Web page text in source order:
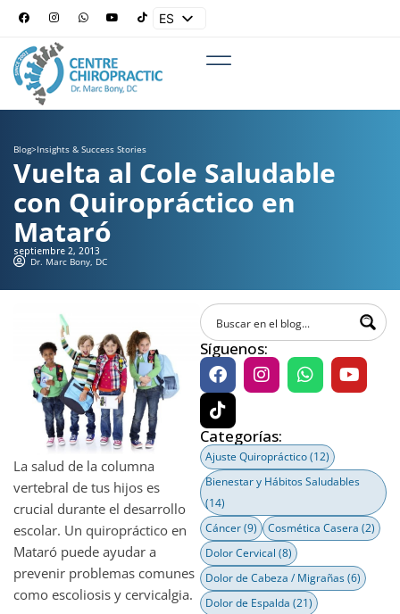
ES
Blog>Insights & Success Stories
Vuelta al Cole Saludable
con Quiropráctico en
Mataró
septiembre 2, 2013
Dr. Marc Bony, DC
La salud de la columna
vertebral de tus hijos es
crucial durante el desarrollo
escolar. Un quiropráctico en
Mataró puede ayudar a
prevenir problemas comunes
como escoliosis y cervicalgia.
Síguenos:
Categorías:
Ajuste Quiropráctico(12)
Bienestar y Hábitos Saludables
(14)
Cáncer(9) Cosmética Casera (2)
Dolor Cervical (8)
Dolor de Cabeza / Migrañas(6)
Dolor de Espalda (21)